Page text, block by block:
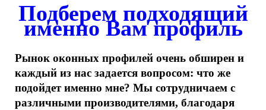
Подберем подходящий
именно Вам профиль
Рынок оконных профилей очень обширен и
каждый из нас задается вопросом: что же
подойдет именно мне? Мы сотрудничаем с
различными производителями, благодаря